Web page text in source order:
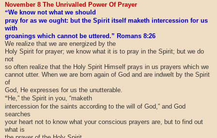
November 8 The Unrivalled Power Of Prayer
“We know not what we should
pray for as we ought: but the Spirit itself maketh intercession for us
with
groanings which cannot be uttered.” Romans 8:26
We realize that we are energized by the
Holy Spirit for prayer; we know what it is to pray in the Spirit; but we do
not
so often realize that the Holy Spirit Himself prays in us prayers which we
cannot utter. When we are born again of God and are indwelt by the Spirit
of
God, He expresses for us the unutterable.
“He,” the Spirit in you, “maketh
intercession for the saints according to the will of God,” and God
searches
your heart not to know what your conscious prayers are, but to find out
what is